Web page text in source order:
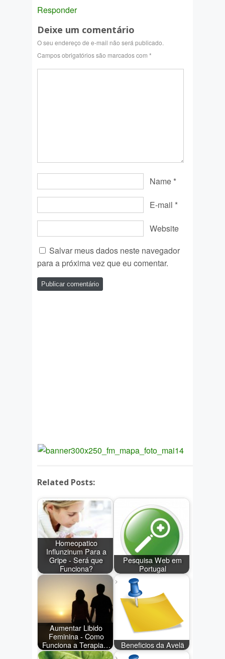
Responder
Deixe um comentário
O seu endereço de e-mail não será publicado.
Campos obrigatórios são marcados com *
Name *
E-mail *
Website
Salvar meus dados neste navegador
para a próxima vez que eu comentar.
Related Posts:
Homeopatico
Influnzinum Para a
Gripe - Será que
Funciona?
Pesquisa Web em
Portugal
Aumentar Libido
Feminina - Como
Funciona a Terapia…
Beneficios da Avelã